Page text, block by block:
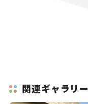
関連ギャラリー